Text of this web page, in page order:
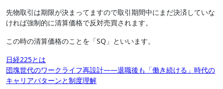
先物取引は期限が決まってますので取引期間中にまだ決済していな
ければ強制的に清算価格で反対売買されます。
この時の清算価格のことを「SQ」といいます。
投
稿
日経225とは
団塊世代のワークライフ再設計――退職後も「働き続ける」時代の
キャリアパターンと制度理解